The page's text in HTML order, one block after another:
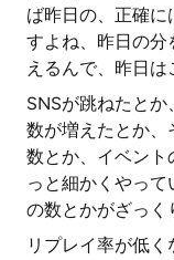
ば昨日の、正確
すよね、昨日の分
えるんで、昨日は
SNSが跳ねたと
数が増えたとか、
数とか、イベント
っと細かくやっ
の数とかがざっく
リプレイ率が低